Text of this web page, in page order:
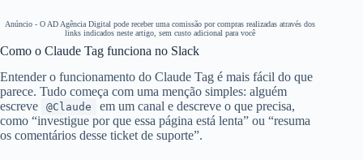
Anúncio - O AD Agência Digital pode receber uma comissão por compras realizadas através dos
links indicados neste artigo, sem custo adicional para você
Como o Claude Tag funciona no Slack
Entender o funcionamento do Claude Tag é mais fácil do que
parece. Tudo começa com uma menção simples: alguém
escreve
@Claude
em um canal e descreve o que precisa,
como “investigue por que essa página está lenta” ou “resuma
os comentários desse ticket de suporte”.